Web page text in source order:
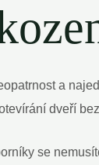
a
dveří
se